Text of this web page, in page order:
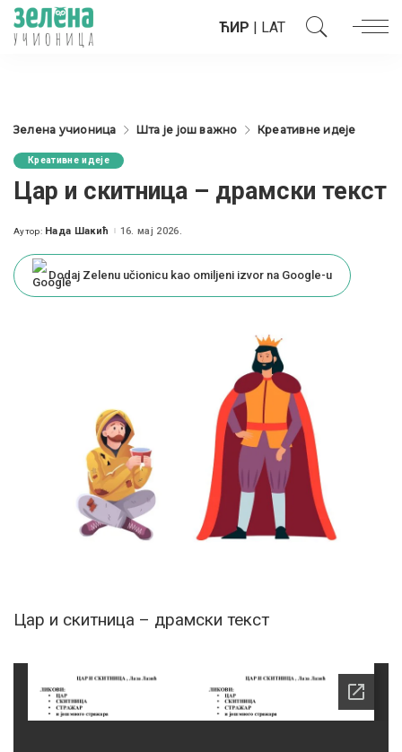
ЋИР | LAT
Зелена учионица Шта је још важно Креативне идеје
Креативне идеје
Цар и скитница – драмски текст
Posted
Аутор: Нада Шакић 16. мај 2026.
Dodaj Zelenu učionicu kao omiljeni izvor na Google-u
Цар и скитница – драмски текст